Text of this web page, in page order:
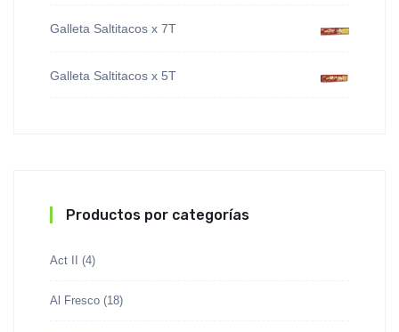
Galleta Saltitacos x 7T
Galleta Saltitacos x 5T
Productos por categorías
Act II (4)
Al Fresco (18)